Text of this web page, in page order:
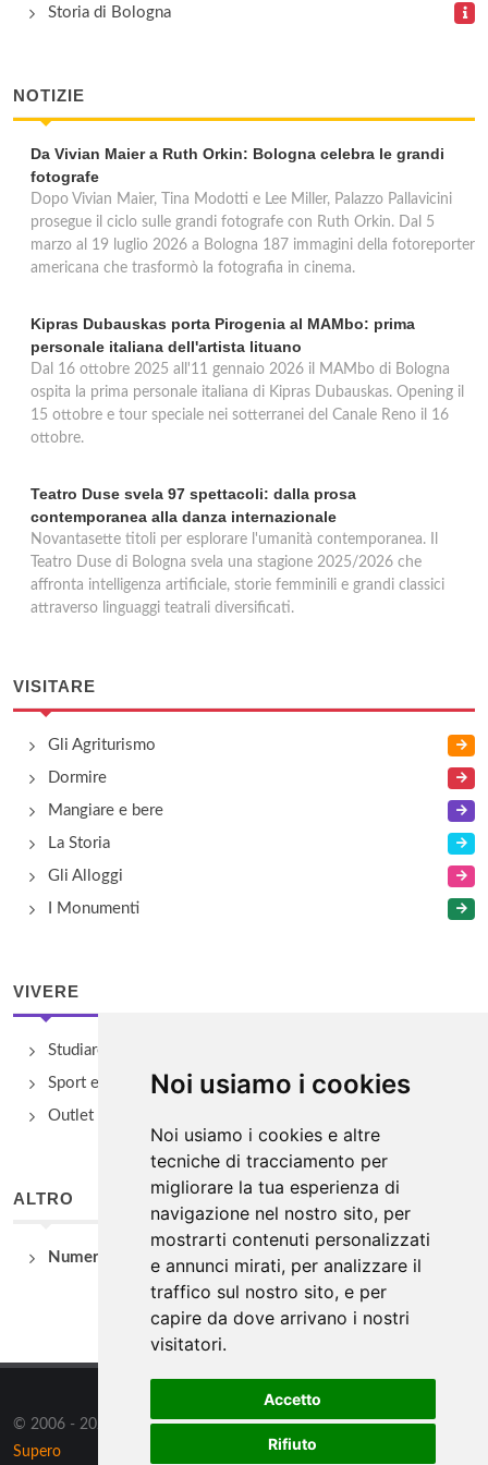
Noi usiamo i cookies
Noi usiamo i cookies e altre
tecniche di tracciamento per
migliorare la tua esperienza di
navigazione nel nostro sito, per
mostrarti contenuti personalizzati
e annunci mirati, per analizzare il
traffico sul nostro sito, e per
capire da dove arrivano i nostri
visitatori.
Accetto
Rifiuto
Via San Mamolo 62, Bologna
Storia di Bologna
NOTIZIE
Da Vivian Maier a Ruth Orkin: Bologna celebra le grandi
fotografe
Dopo Vivian Maier, Tina Modotti e Lee Miller, Palazzo Pallavicini
prosegue il ciclo sulle grandi fotografe con Ruth Orkin. Dal 5
marzo al 19 luglio 2026 a Bologna 187 immagini della fotoreporter
americana che trasformò la fotografia in cinema.
Kipras Dubauskas porta Pirogenia al MAMbo: prima
personale italiana dell'artista lituano
Dal 16 ottobre 2025 all'11 gennaio 2026 il MAMbo di Bologna
ospita la prima personale italiana di Kipras Dubauskas. Opening il
15 ottobre e tour speciale nei sotterranei del Canale Reno il 16
ottobre.
Teatro Duse svela 97 spettacoli: dalla prosa
contemporanea alla danza internazionale
Novantasette titoli per esplorare l'umanità contemporanea. Il
Teatro Duse di Bologna svela una stagione 2025/2026 che
affronta intelligenza artificiale, storie femminili e grandi classici
attraverso linguaggi teatrali diversificati.
VISITARE
Gli Agriturismo
Dormire
Mangiare e bere
La Storia
Gli Alloggi
I Monumenti
VIVERE
Studiare
Sport e Benessere
Outlet e spacci aziendali
ALTRO
Numeri Utili
© 2006 - 2026 Supero Ltd, Malta tutti i diritti riservati. Powered by
Supero